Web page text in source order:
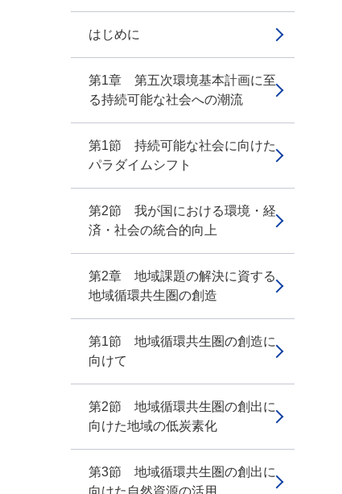
はじめに
第1章 第五次環境基本計画に至
る持続可能な社会への潮流
第1節 持続可能な社会に向けた
パラダイムシフト
第2節 我が国における環境・経
済・社会の統合的向上
第2章 地域課題の解決に資する
地域循環共生圏の創造
第1節 地域循環共生圏の創造に
向けて
第2節 地域循環共生圏の創出に
向けた地域の低炭素化
第3節 地域循環共生圏の創出に
向けた自然資源の活用